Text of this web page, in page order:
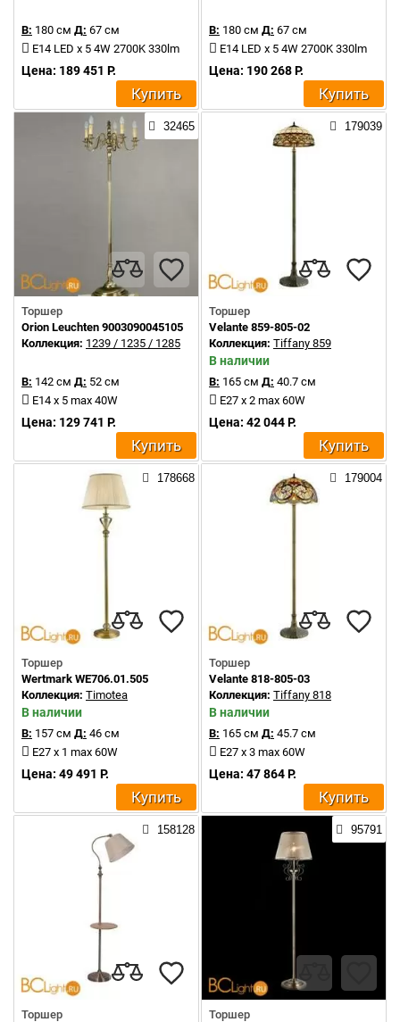
В: 180 см Д: 67 см
E14 LED x 5 4W 2700K 330lm
Цена: 189 451 Р.
Купить
В: 180 см Д: 67 см
E14 LED x 5 4W 2700K 330lm
Цена: 190 268 Р.
Купить
32465
Торшер
Orion Leuchten 9003090045105
Коллекция: 1239 / 1235 / 1285
В: 142 см Д: 52 см
E14 x 5 max 40W
Цена: 129 741 Р.
Купить
179039
Торшер
Velante 859-805-02
Коллекция: Tiffany 859
В наличии
В: 165 см Д: 40.7 см
E27 x 2 max 60W
Цена: 42 044 Р.
Купить
178668
Торшер
Wertmark WE706.01.505
Коллекция: Timotea
В наличии
В: 157 см Д: 46 см
E27 x 1 max 60W
Цена: 49 491 Р.
Купить
179004
Торшер
Velante 818-805-03
Коллекция: Tiffany 818
В наличии
В: 165 см Д: 45.7 см
E27 x 3 max 60W
Цена: 47 864 Р.
Купить
158128
Торшер
95791
Торшер